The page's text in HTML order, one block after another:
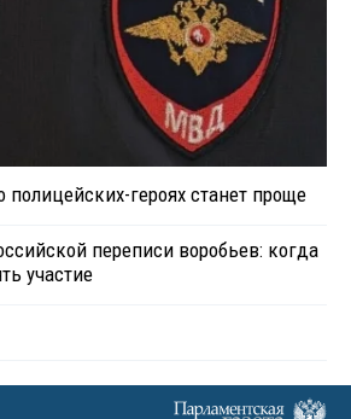
полицейских-героях станет проще
переписи воробьев: когда
участие